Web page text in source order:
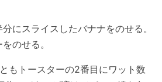
にスライスしたバナナをのせる。
のせる。
もトースターの2番目にワット数